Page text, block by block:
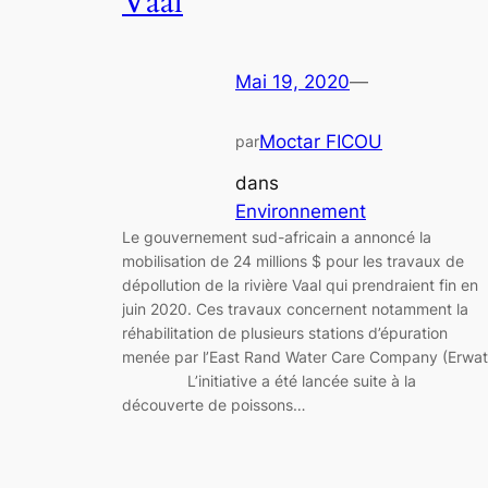
Mai 19, 2020—
parMoctar FICOU
dans
Environnement
Le gouvernement sud-africain a annoncé la
mobilisation de 24 millions $ pour les travaux de
dépollution de la rivière Vaal qui prendraient fin en
juin 2020. Ces travaux concernent notamment la
réhabilitation de plusieurs stations d’épuration
menée par l’East Rand Water Care Company
L’initiative a été lancée suite à la
découverte de poissons…